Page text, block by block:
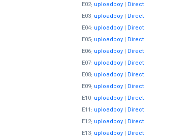
E02: uploadboy| Direct
E03: uploadboy| Direct
E04: uploadboy| Direct
E05: uploadboy| Direct
E06: uploadboy| Direct
E07: uploadboy| Direct
E08: uploadboy| Direct
E09: uploadboy| Direct
E10: uploadboy| Direct
E11: uploadboy| Direct
E12: uploadboy| Direct
E13: uploadboy| Direct